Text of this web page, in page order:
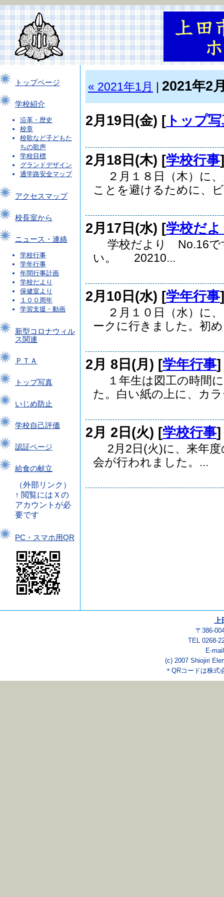
トップページ
学校紹介
沿革・歴史
校章
校歌など子どもた
ちの歌声
学校目標
グランドデザイン
通学路安全マップ
アクセスマップ
校長室から
ニュース・連絡
学校行事
学年行事
年間行事計画
学校だより
保健室より
１００周年
学習支援・動画
新型コロナウィル
ス関連
ＰＴＡ
トップ写真
いじめ防止
学校自己評価
認証ページ
給食の献立
（外部リンク）
↑ 閲覧にはＸの
アカウントが必
要です
PC・スマホ用QR
« 2021年1月 2021年2
2月19日(金) [ トップ
2月18日(木) [学校行事
２月１８日（木）に、
ことを避けるために、
2月17日(水) [学校だ
学校だより No.16で
い。 20210...
2月10日(水) [学年行事
２月１０日（水）に、
ークに行きました。初
2月 8日(月) [学年行事
１年生は図工の時間
た。白い紙の上に、カ
2月 2日(火) [学校行事
2月2日(火)に、来年度
会が行われました。...
〒386-
TEL 0268-
E-
(c) 2007 Shiojiri
＊QRコードは株式